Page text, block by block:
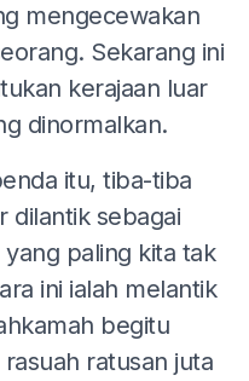
mengecewakan
Sekarang ini
kerajaan luar
dinormalkan.
itu, tiba-tiba
dilantik sebagai
paling kita tak
ini ialah melantik
begitu
ratusan juta